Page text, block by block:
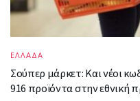
ΕΛΛΑΔΑ
Σούπερ μάρκετ: Και νέοι
916 προϊόντα στην εθνική